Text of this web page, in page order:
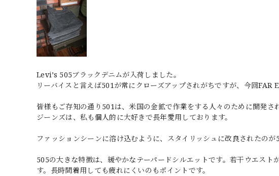
Levi’s 505ブラックデニムが入荷しました。
リーバイスと言えば501が常にクローズアップされがちですが、今回FAR
皆様もご存知の通り501は、米国の金鉱で作業をする人々のために開発
ジーンズは、私も個人的に大好きで長年愛用しております。
ファッションシーンに溶け込むように、スタイリッシュに改良されたのが
505の大きな特徴は、緩やかなテーパードシルエットです。若干ウエス
す。長時間着用しても疲れにくいのもポイントです。